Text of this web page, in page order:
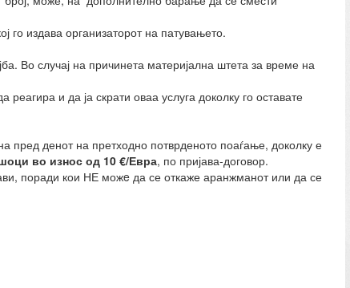
го издава организаторот на патувањето.
Во случај на причинета материјална штета за време на
и да ја скрати оваа услуга доколку го оставате
пред денот на претходно потврденото поаѓање, доколку е
во износ од 10 €/Евра, по пријава-договор.
поради кои НЕ можe да се откаже аранжманот или да се